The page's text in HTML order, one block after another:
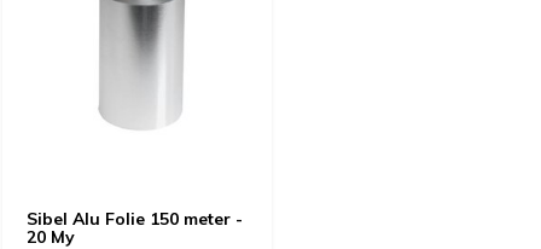
Sibel Alu Folie 150 meter -
20 My